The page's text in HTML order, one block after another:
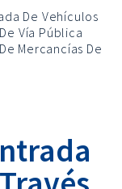
De Vehículos
Vía Pública
Mercancías De